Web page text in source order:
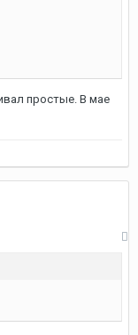
простые. В мае